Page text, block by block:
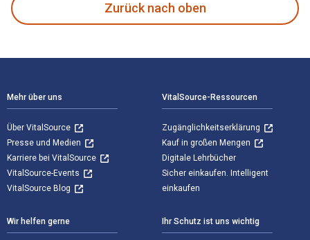
Zurück nach oben
Mehr über uns
Über VitalSource
Presse und Medien
Karriere bei VitalSource
VitalSource-Events
VitalSource Blog
VitalSource-Ressourcen
Zugänglichkeitserklärung
Kauf in großen Mengen
Digitale Lehrbücher
Sicher einkaufen. Intelligent
einkaufen
Wir helfen gerne Ihr Schutz ist uns wichtig